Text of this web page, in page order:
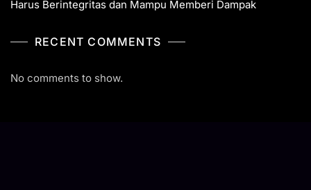
Harus Berintegritas dan Mampu Memberi Dampak
RECENT COMMENTS
No comments to show.